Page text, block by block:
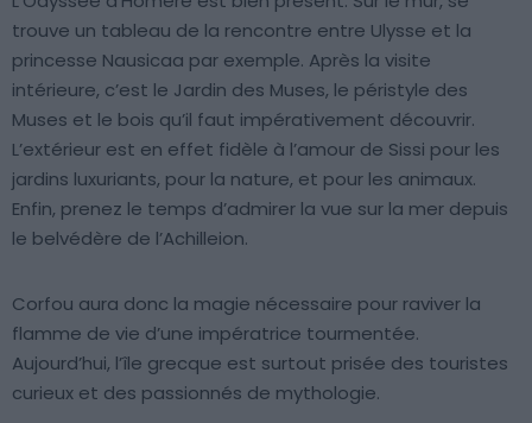
trouve un tableau de la rencontre entre Ulysse et la
princesse Nausicaa par exemple. Après la visite
intérieure, c’est le Jardin des Muses, le péristyle des
Muses et le bois qu’il faut impérativement découvrir.
L’extérieur est en effet fidèle à l’amour de Sissi pour les
jardins luxuriants, pour la nature, et pour les animaux.
Enfin, prenez le temps d’admirer la vue sur la mer depuis
le belvédère de l’Achilleion.
Corfou aura donc la magie nécessaire pour raviver la
flamme de vie d’une impératrice tourmentée.
Aujourd’hui, l’île grecque est surtout prisée des touristes
curieux et des passionnés de mythologie.